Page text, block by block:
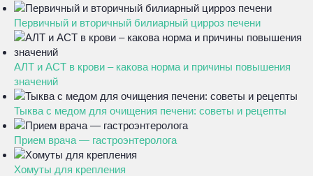
Первичный и вторичный билиарный цирроз печени
АЛТ и АСТ в крови – какова норма и причины повышения
значений
Тыква с медом для очищения печени: советы и рецепты
Прием врача — гастроэнтеролога
Хомуты для крепления